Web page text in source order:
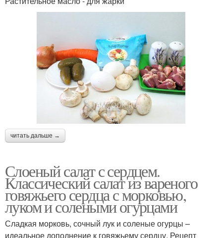
читать дальше →
Слоеный салат с сердцем.
Классический салат из вареного
говяжьего сердца с морковью,
луком и солеными огурцами
Сладкая морковь, сочный лук и соленые огурцы –
идеальное дополнение к говяжьему сердцу. Рецепт